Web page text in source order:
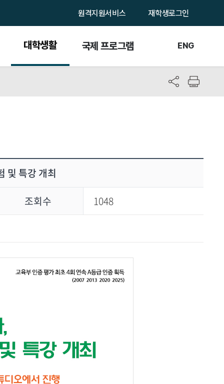
원격지원서비스 재학생로그인
대학생활 국제 프로그램 ENG
및 특강 개최
조회수
1048